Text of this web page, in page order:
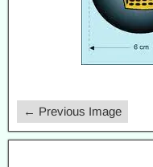
← Previous Image